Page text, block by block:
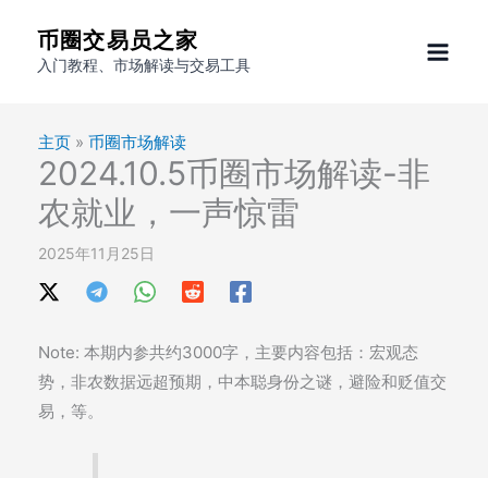
币圈交易员之家
入门教程、市场解读与交易工具
主页 » 币圈市场解读
2024.10.5币圈市场解读-非
农就业，一声惊雷
2025年11月25日
Note: 本期内参共约3000字，主要内容包括：宏观态
势，非农数据远超预期，中本聪身份之谜，避险和贬值交
易，等。